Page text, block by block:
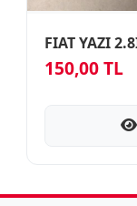
FIAT YAZI
150,00 TL